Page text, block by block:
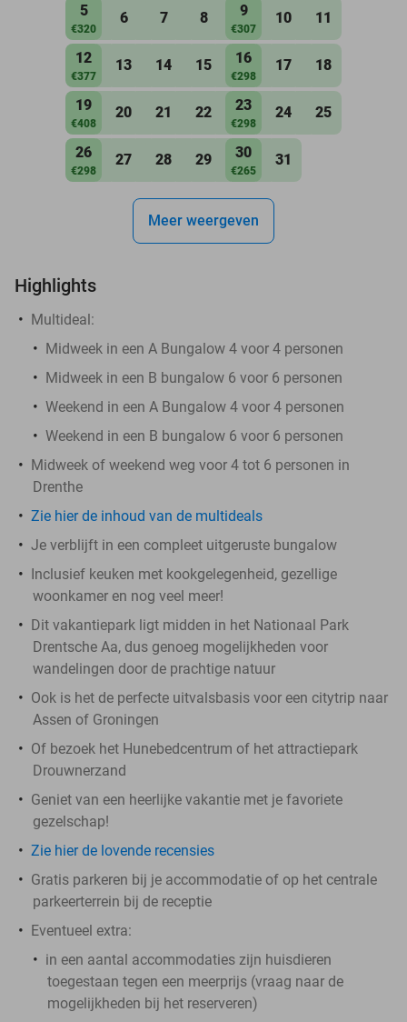
5
€320
6 7 8 9
€307
10 11
12
€377
13 14 15 16
€298
17 18
19
€408
20 21 22 23
€298
24 25
26
€298
27 28 29 30
€265
31
Meer weergeven
Highlights
Multideal:
Midweek in een A Bungalow 4 voor 4 personen
Midweek in een B bungalow 6 voor 6 personen
Weekend in een A Bungalow 4 voor 4 personen
Weekend in een B bungalow 6 voor 6 personen
Midweek of weekend weg voor 4 tot 6 personen in
Drenthe
Zie hier de inhoud van de multideals
Je verblijft in een compleet uitgeruste bungalow
Inclusief keuken met kookgelegenheid, gezellige
woonkamer en nog veel meer!
Dit vakantiepark ligt midden in het Nationaal Park
Drentsche Aa, dus genoeg mogelijkheden voor
wandelingen door de prachtige natuur
Ook is het de perfecte uitvalsbasis voor een citytrip naar
Assen of Groningen
Of bezoek het Hunebedcentrum of het attractiepark
Drouwnerzand
Geniet van een heerlijke vakantie met je favoriete
gezelschap!
Zie hier de lovende recensies
Gratis parkeren bij je accommodatie of op het centrale
parkeerterrein bij de receptie
Eventueel extra:
in een aantal accommodaties zijn huisdieren
toegestaan tegen een meerprijs (vraag naar de
mogelijkheden bij het reserveren)